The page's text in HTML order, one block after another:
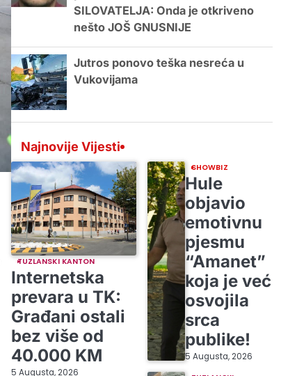
SILOVATELJA: Onda je otkriveno
nešto JOŠ GNUSNIJE
Jutros ponovo teška nesreća u
Vukovijama
Najnovije Vijesti
TUZLANSKI KANTON
Internetska
prevara u TK:
Građani ostali
bez više od
40.000 KM
5 Augusta, 2026
SHOWBIZ
Hule
objavio
emotivnu
pjesmu
“Amanet”
koja je već
osvojila
srca
publike!
5 Augusta, 2026